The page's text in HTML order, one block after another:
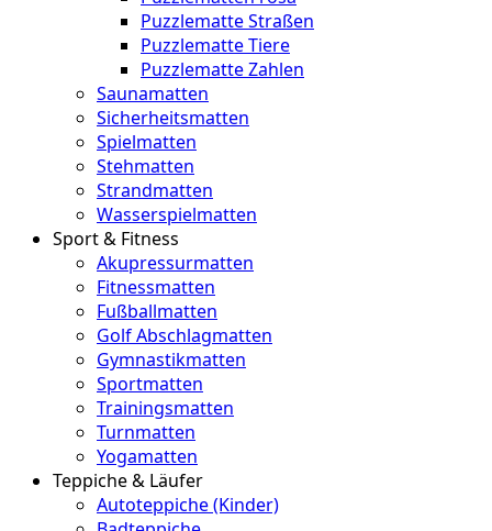
Puzzlematte Straßen
Puzzlematte Tiere
Puzzlematte Zahlen
Saunamatten
Sicherheitsmatten
Spielmatten
Stehmatten
Strandmatten
Wasserspielmatten
Sport & Fitness
Akupressurmatten
Fitnessmatten
Fußballmatten
Golf Abschlagmatten
Gymnastikmatten
Sportmatten
Trainingsmatten
Turnmatten
Yogamatten
Teppiche & Läufer
Autoteppiche (Kinder)